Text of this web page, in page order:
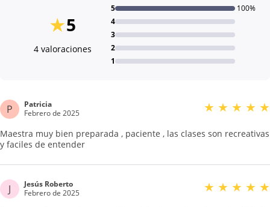
5
★
4 valoraciones
1
2
3
4
5 100%
P
Patricia
Febrero de 2025
★ ★ ★ ★ ★
Maestra muy bien preparada , paciente , las clases son recreativas
y faciles de entender
J
Jesús Roberto
Febrero de 2025
★ ★ ★ ★ ★